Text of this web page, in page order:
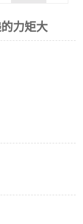
力矩大